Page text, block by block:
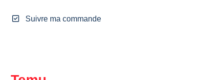
Suivre ma commande